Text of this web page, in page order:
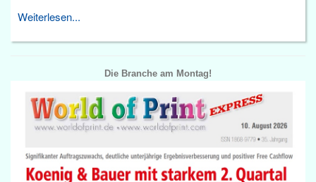
Weiterlesen...
Die Branche am Montag!